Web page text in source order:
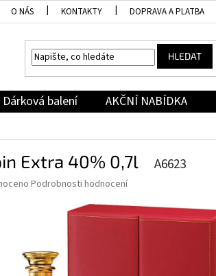
O NÁS KONTAKTY DOPRAVA A PLATBA
HLEDAT
Dárková balení AKČNÍ NABÍDKA
Extra 40% 0,7l A6623
Podrobnosti hodnocení